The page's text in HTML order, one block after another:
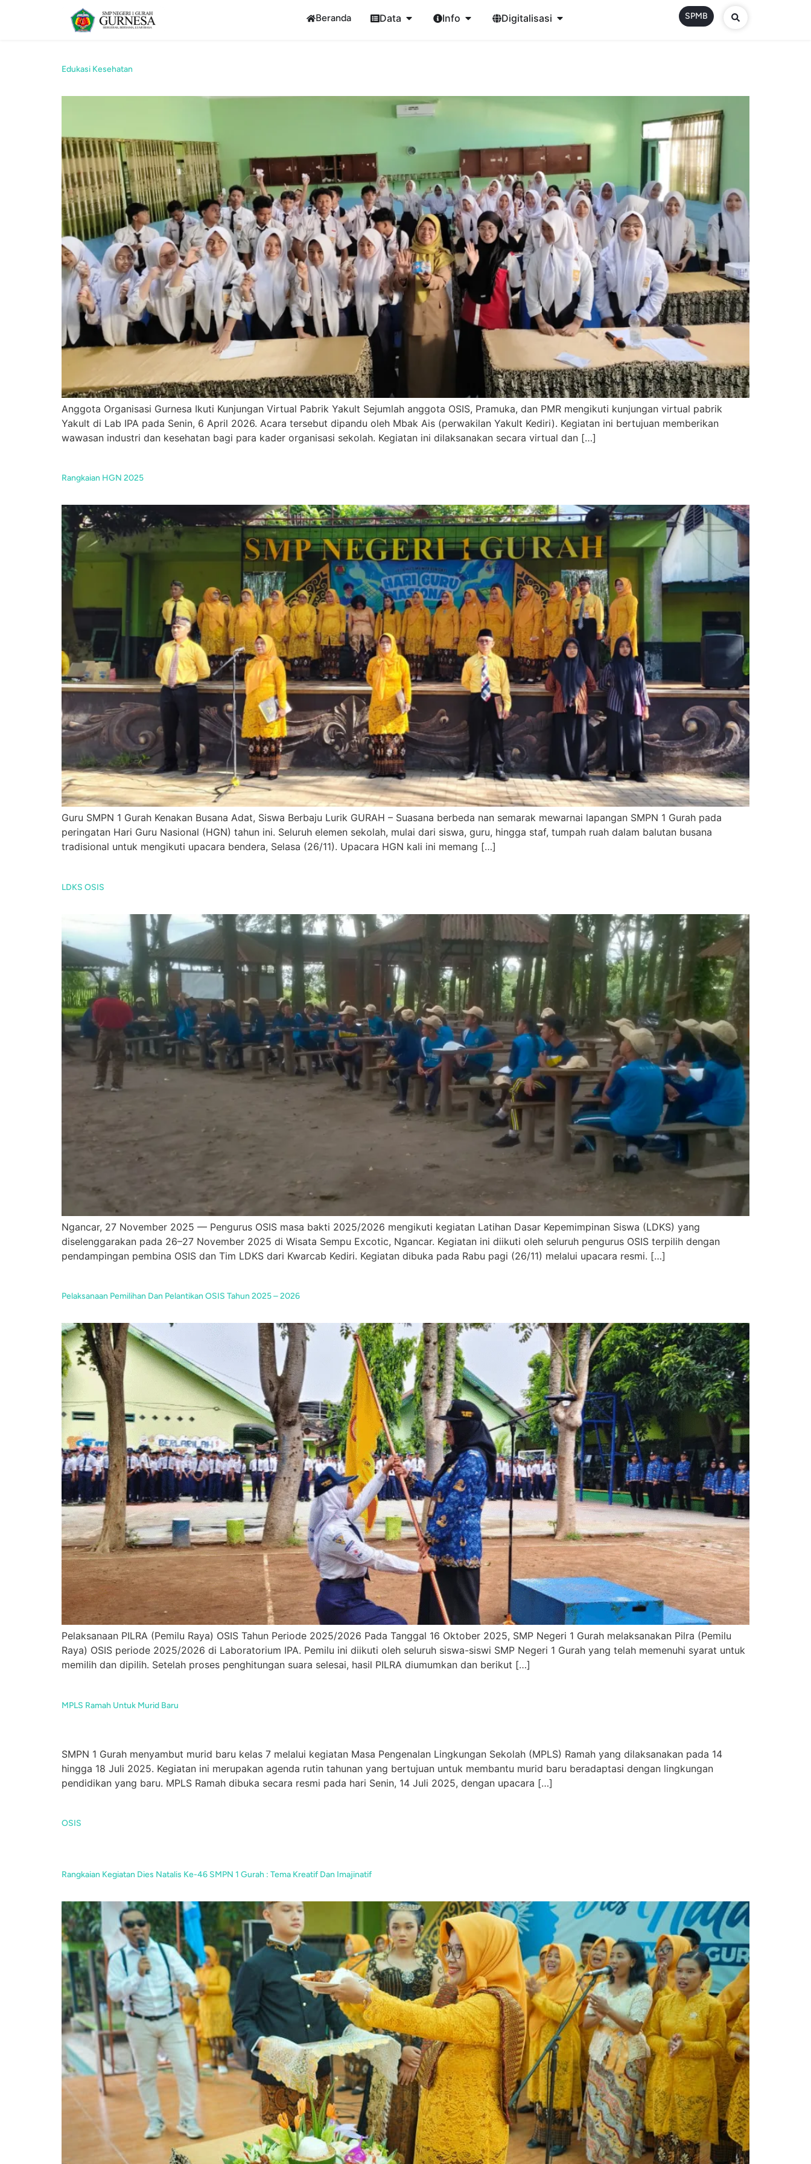
Beranda Data Info Digitalisasi SPMB
Edukasi Kesehatan
Anggota Organisasi Gurnesa Ikuti Kunjungan Virtual Pabrik Yakult Sejumlah anggota OSIS, Pramuka, dan PMR mengikuti kunjungan virtual pabrik
Yakult di Lab IPA pada Senin, 6 April 2026. Acara tersebut dipandu oleh Mbak Ais (perwakilan Yakult Kediri). Kegiatan ini bertujuan memberikan
wawasan industri dan kesehatan bagi para kader organisasi sekolah. Kegiatan ini dilaksanakan secara virtual dan […]
Rangkaian HGN 2025
Guru SMPN 1 Gurah Kenakan Busana Adat, Siswa Berbaju Lurik GURAH – Suasana berbeda nan semarak mewarnai lapangan SMPN 1 Gurah pada
peringatan Hari Guru Nasional (HGN) tahun ini. Seluruh elemen sekolah, mulai dari siswa, guru, hingga staf, tumpah ruah dalam balutan busana
tradisional untuk mengikuti upacara bendera, Selasa (26/11). Upacara HGN kali ini memang […]
LDKS OSIS
Ngancar, 27 November 2025 — Pengurus OSIS masa bakti 2025/2026 mengikuti kegiatan Latihan Dasar Kepemimpinan Siswa (LDKS) yang
diselenggarakan pada 26–27 November 2025 di Wisata Sempu Excotic, Ngancar. Kegiatan ini diikuti oleh seluruh pengurus OSIS terpilih dengan
pendampingan pembina OSIS dan Tim LDKS dari Kwarcab Kediri. Kegiatan dibuka pada Rabu pagi (26/11) melalui upacara resmi. […]
Pelaksanaan Pemilihan Dan Pelantikan OSIS Tahun 2025 – 2026
Pelaksanaan PILRA (Pemilu Raya) OSIS Tahun Periode 2025/2026 Pada Tanggal 16 Oktober 2025, SMP Negeri 1 Gurah melaksanakan Pilra (Pemilu
Raya) OSIS periode 2025/2026 di Laboratorium IPA. Pemilu ini diikuti oleh seluruh siswa-siswi SMP Negeri 1 Gurah yang telah memenuhi syarat untuk
memilih dan dipilih. Setelah proses penghitungan suara selesai, hasil PILRA diumumkan dan berikut […]
MPLS Ramah Untuk Murid Baru
SMPN 1 Gurah menyambut murid baru kelas 7 melalui kegiatan Masa Pengenalan Lingkungan Sekolah (MPLS) Ramah yang dilaksanakan pada 14
hingga 18 Juli 2025. Kegiatan ini merupakan agenda rutin tahunan yang bertujuan untuk membantu murid baru beradaptasi dengan lingkungan
pendidikan yang baru. MPLS Ramah dibuka secara resmi pada hari Senin, 14 Juli 2025, dengan upacara […]
OSIS
Rangkaian Kegiatan Dies Natalis Ke-46 SMPN 1 Gurah : Tema Kreatif Dan Imajinatif